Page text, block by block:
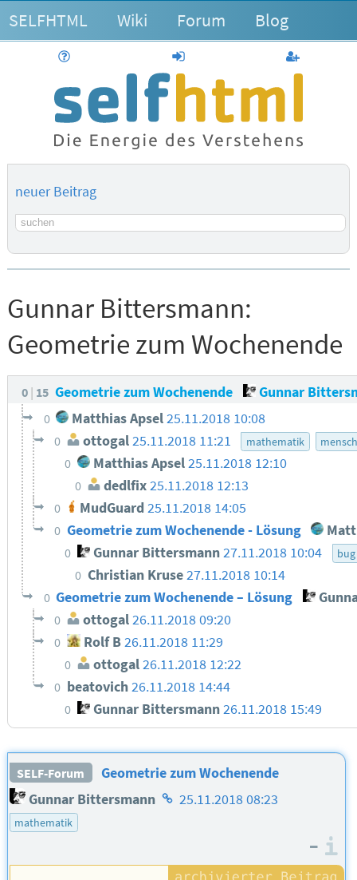
SELFHTML Wiki Forum Blog
anmelden
neuer Beitrag
Suchbegriff
Gunnar Bittersmann:
Geometrie zum Wochenende
0 15 Geometrie zum Wochenende Gunnar
0 Matthias Apsel25.11.2018 10:08
0 ottogal 25.11.2018 11:21 mathematik
0 Matthias Apsel25.11.2018 12:10
0 dedlfix25.11.2018 12:13
0 MudGuard 25.11.2018 14:05
0 Geometrie zum Wochenende - Lösung
0 Gunnar Bittersmann27.11.2018 10:04 bug
0 Christian Kruse27.11.2018 10:14
0 Geometrie zum Wochenende – Lösung
0 ottogal 26.11.2018 09:20
0 Rolf B26.11.2018 11:29
0 ottogal26.11.2018 12:22
0 beatovich26.11.2018 14:44
0 Gunnar Bittersmann26.11.2018 15:49
SELF-Forum
Geometrie zum Wochenende
Gunnar Bittersmann Homepage
25.11.2018 08:23
mathematik
–